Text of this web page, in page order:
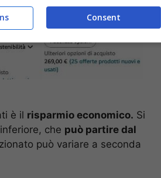
è il risparmio economico. Si
che può partire dal
può variare a seconda
Consent